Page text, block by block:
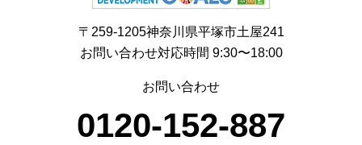
〒259-1205神奈川県平塚市土屋241
お問い合わせ対応時間 9:30〜18:00
お問い合わせ
0120-152-887